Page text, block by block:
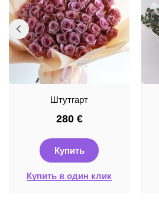
Штутгарт
280 €
Купить
Купить в один клик